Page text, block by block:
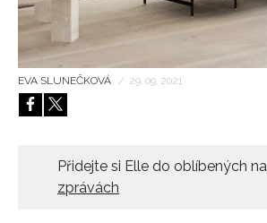
EVA SLUNEČKOVÁ / 29. 09. 2021
Přidejte si Elle do oblíbených na
zprávách